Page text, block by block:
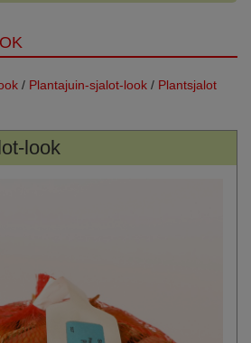
/ Plantajuin-sjalot-look / Plantsjalot
look